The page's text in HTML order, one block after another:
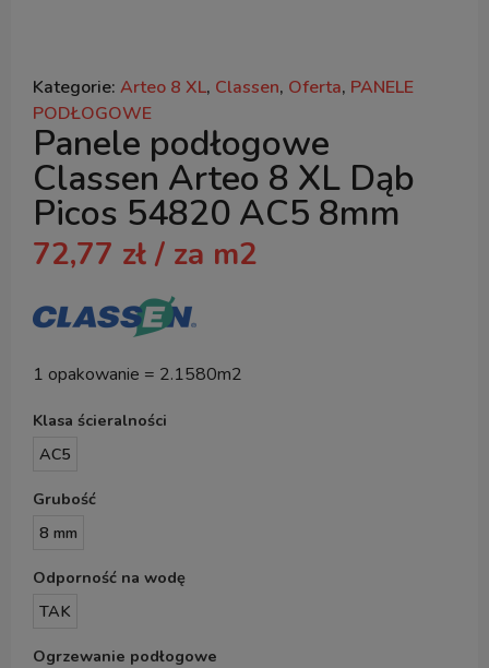
Kategorie: Arteo 8 XL, Classen, Oferta, PANELE
PODŁOGOWE
Panele podłogowe
Classen Arteo 8 XL Dąb
Picos 54820 AC5 8mm
72,77 zł / za m2
1 opakowanie = 2.1580m2
Klasa ścieralności
AC5
Grubość
8 mm
Odporność na wodę
TAK
Ogrzewanie podłogowe